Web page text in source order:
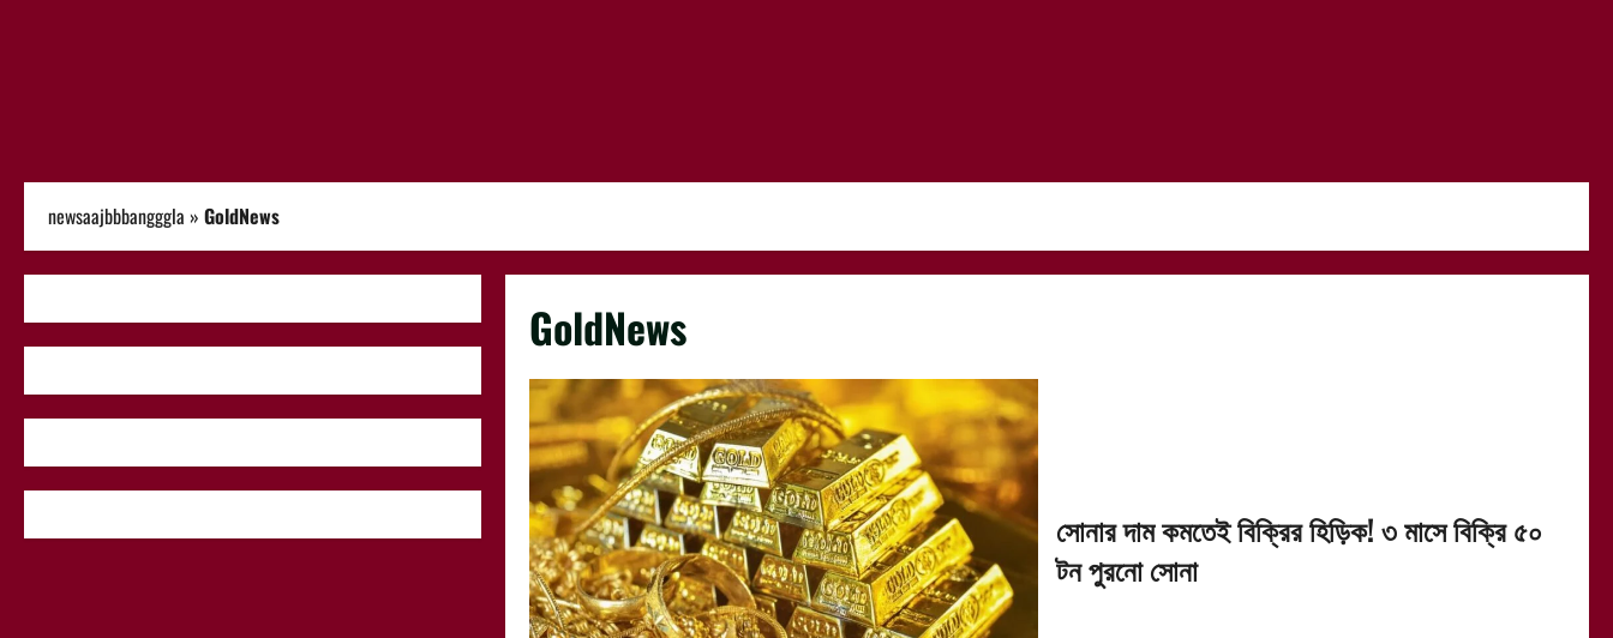
newsaajbbbangggla » GoldNews
GoldNews
সোনার দাম কমতেই বিক্রির হিড়িক! ৩ মাসে বিক্রি ৫০
টন পুরনো সোনা